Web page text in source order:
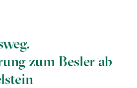
zum Besler ab